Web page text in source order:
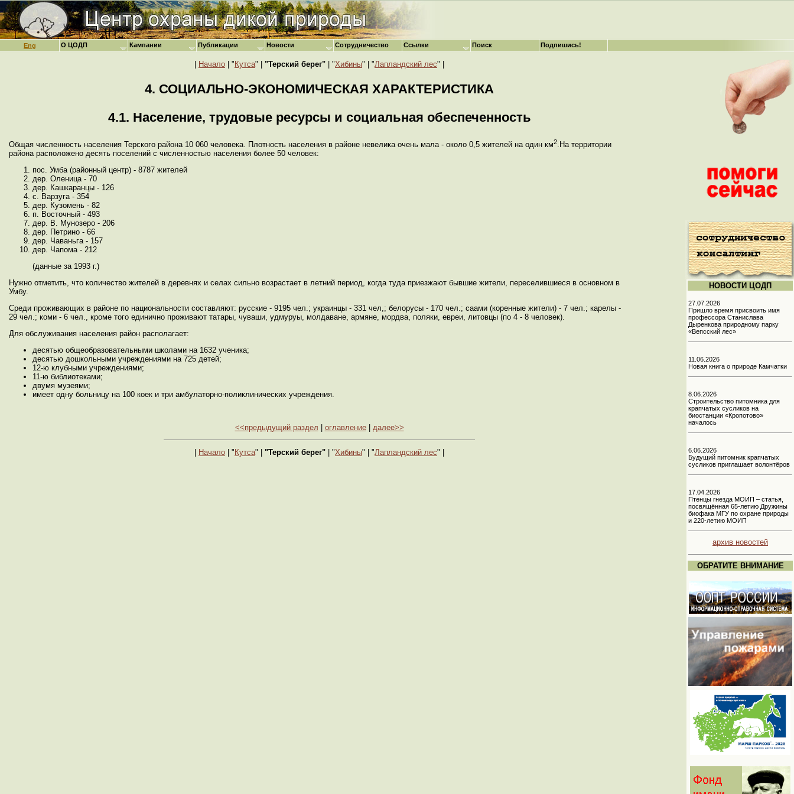
Eng
Начало | " Кутса" | "Терский берег" | "Хибины" | "Лапландский лес" |
4. СОЦИАЛЬНО-ЭКОНОМИЧЕСКАЯ ХАРАКТЕРИСТИКА
4.1. Население, трудовые ресурсы и социальная обеспеченность
Общая численность населения Терского района 10 060 человека. Плотность населения в районе невелика очень мала - около 0,5 жителей на один км2.На территории
района расположено десять поселений с численностью населения более 50 человек:
пос. Умба (районный центр) - 8787 жителей
дер. Оленица - 70
дер. Кашкаранцы - 126
с. Варзуга - 354
дер. Кузомень - 82
п. Восточный - 493
дер. В. Мунозеро - 206
дер. Петрино - 66
дер. Чаваньга - 157
дер. Чапома - 212
(данные за 1993 г.)
Нужно отметить, что количество жителей в деревнях и селах сильно возрастает в летний период, когда туда приезжают бывшие жители, переселившиеся в основном в
Умбу.
Среди проживающих в районе по национальности составляют: русские - 9195 чел.; украинцы - 331 чел,; белорусы - 170 чел.; саами (коренные жители) - 7 чел.; карелы -
29 чел.; коми - 6 чел., кроме того единично проживают татары, чуваши, удмуруы, молдаване, армяне, мордва, поляки, евреи, литовцы (по 4 - 8 человек).
Для обслуживания населения район располагает:
десятью общеобразовательными школами на 1632 ученика;
десятью дошкольными учреждениями на 725 детей;
12-ю клубными учреждениями;
11-ю библиотеками;
двумя музеями;
имеет одну больницу на 100 коек и три амбулаторно-поликлинических учреждения.
<<предыдущий раздел оглавление| далее>>
Начало | " Кутса" | "Терский берег" | "Хибины" | "Лапландский лес" |
НОВОСТИ ЦОДП
27.07.2026
Пришло время присвоить имя
профессора Станислава
Дыренкова природному парку
«Вепсский лес»
11.06.2026
Новая книга о природе Камчатки
8.06.2026
Строительство питомника для
крапчатых сусликов на
биостанции «Кропотово»
началось
6.06.2026
Будущий питомник крапчатых
сусликов приглашает волонтёров
17.04.2026
Птенцы гнезда МОИП – статья,
посвящённая 65-летию Дружины
биофака МГУ по охране природы
и 220-летию МОИП
архив новостей
ОБРАТИТЕ ВНИМАНИЕ
О ЦОДП Кампании Публикации Новости Сотрудничество Ссылки Поиск Подпишись!